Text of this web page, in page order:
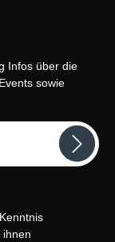
Infos über die
sowie
ihnen